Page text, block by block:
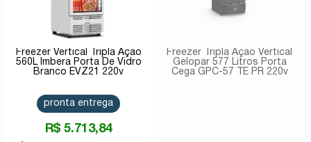
Freezer Vertical Tripla Ação
560L Imbera Porta De Vidro
Branco EVZ21 220v
R$ 5.713,84
pronta entrega
Freezer Tripla Ação Vertical
Gelopar 577 Litros Porta
Cega GPC-57 TE PR 220v